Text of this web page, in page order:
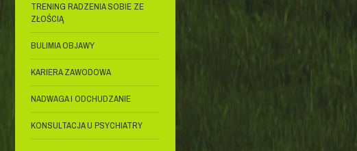
TRENING RADZENIA SOBIE ZE
ZŁOŚCIĄ
BULIMIA OBJAWY
KARIERA ZAWODOWA
NADWAGA I ODCHUDZANIE
KONSULTACJA U PSYCHIATRY